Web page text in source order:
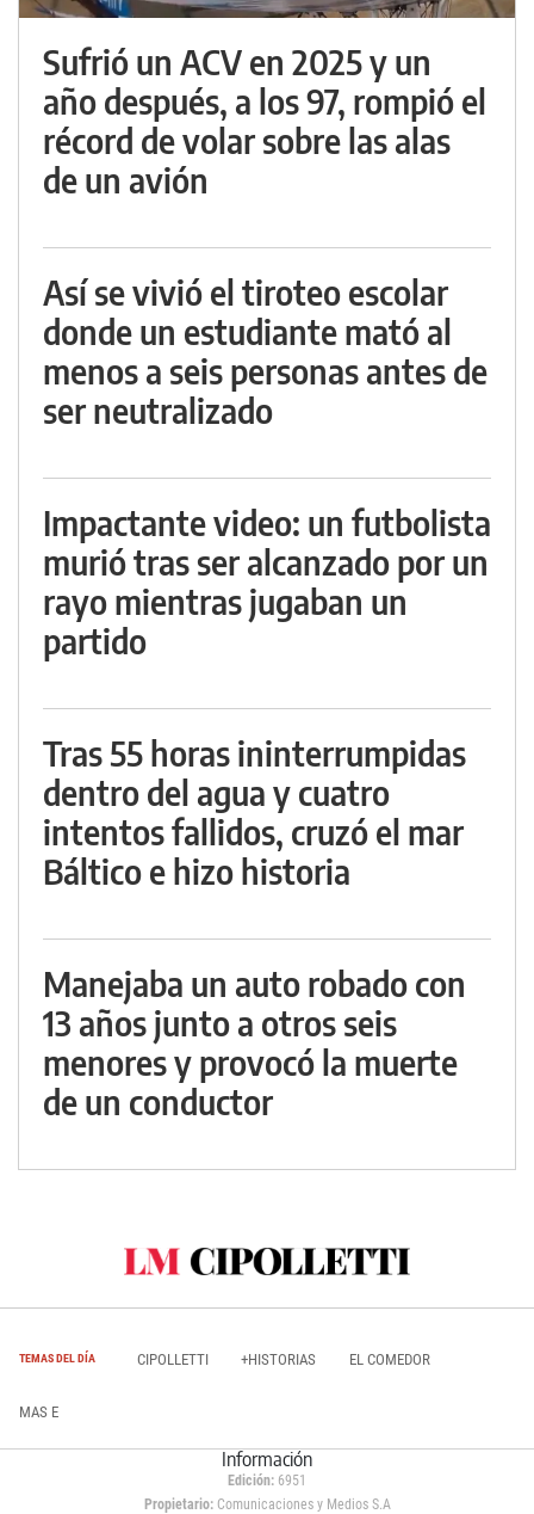
Sufrió un ACV en 2025 y un
año después, a los 97, rompió el
récord de volar sobre las alas
de un avión
Así se vivió el tiroteo escolar
donde un estudiante mató al
menos a seis personas antes de
ser neutralizado
Impactante video: un futbolista
murió tras ser alcanzado por un
rayo mientras jugaban un
partido
Tras 55 horas ininterrumpidas
dentro del agua y cuatro
intentos fallidos, cruzó el mar
Báltico e hizo historia
Manejaba un auto robado con
13 años junto a otros seis
menores y provocó la muerte
de un conductor
TEMAS DEL DÍA CIPOLLETTI +HISTORIAS EL COMEDOR
MAS E
Información
Edición: 6951
Propietario:Comunicaciones y Medios S.A